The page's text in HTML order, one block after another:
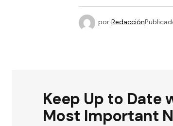
por Redacción
Keep Up to Date
Most Important